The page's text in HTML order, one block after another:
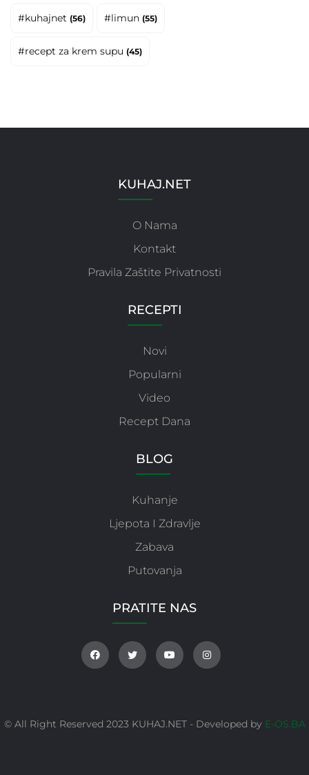
#kuhajnet (56) #limun (55)
#recept za krem supu (45)
KUHAJ.NET
O Nama
Kontakt
Pravila Zaštite Privatnosti
RECEPTI
Novi
Popularni
Video
Recept Dana
BLOG
Kuhanje
Ljepota I Zdravlje
Zabava
Putovanja
PRATITE NAS
© All Right Reserved 2023 KUHAJ.NET - Developed by E-OS.BA